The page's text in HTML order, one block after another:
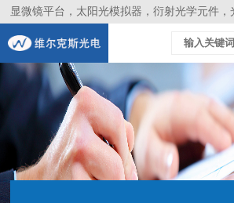
显微镜平台，太阳光模拟器，衍射光学元件
谱仪，生物激光器，光束分析仪，Layertec